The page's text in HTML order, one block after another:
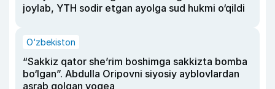
joylab, YTH sodir etgan ayolga sud hukmi o‘qildi
O‘zbekiston
“Sakkiz qator she’rim boshimga sakkizta bomba
bo‘lgan”. Abdulla Oripovni siyosiy ayblovlardan
asrab qolgan voqea